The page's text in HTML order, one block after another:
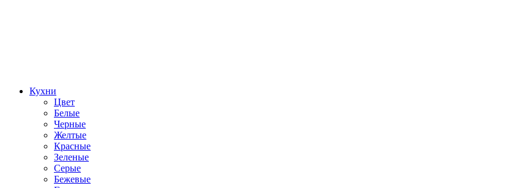
Кухни
Цвет
Белые
Черные
Желтые
Красные
Зеленые
Серые
Бежевые